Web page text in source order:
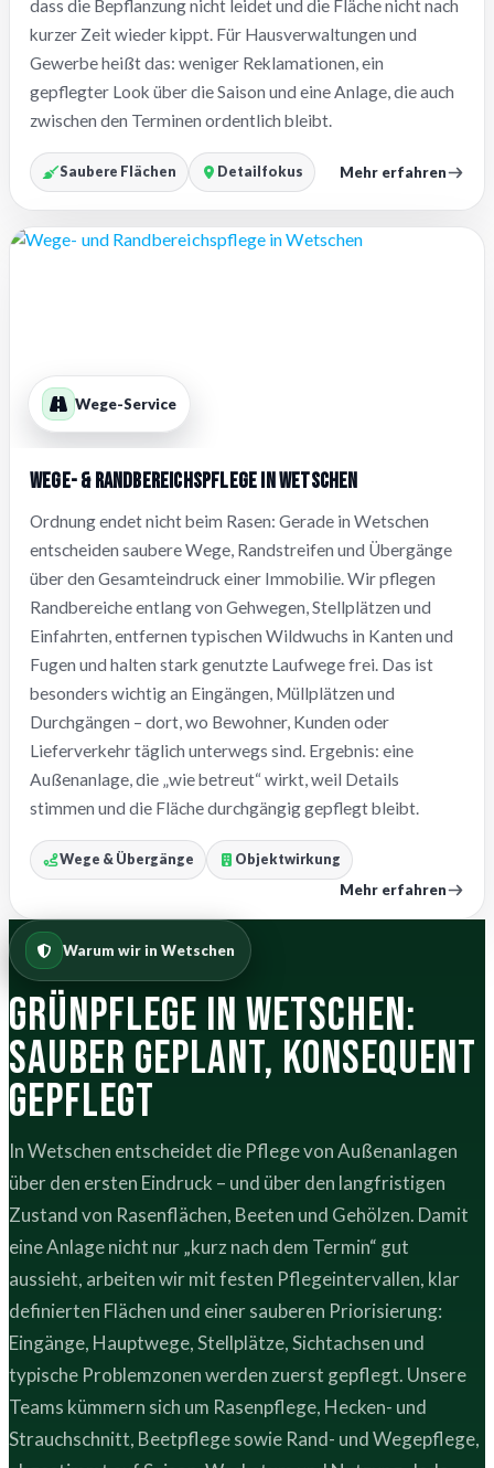
dass die Bepflanzung nicht leidet und die Fläche nicht nach
kurzer Zeit wieder kippt. Für Hausverwaltungen und
Gewerbe heißt das: weniger Reklamationen, ein
gepflegter Look über die Saison und eine Anlage, die auch
zwischen den Terminen ordentlich bleibt.
Saubere Flächen Detailfokus Mehr erfahren
Wege-Service
Wege- & Randbereichspflege in Wetschen
Ordnung endet nicht beim Rasen: Gerade in Wetschen
entscheiden saubere Wege, Randstreifen und Übergänge
über den Gesamteindruck einer Immobilie. Wir pflegen
Randbereiche entlang von Gehwegen, Stellplätzen und
Einfahrten, entfernen typischen Wildwuchs in Kanten und
Fugen und halten stark genutzte Laufwege frei. Das ist
besonders wichtig an Eingängen, Müllplätzen und
Durchgängen – dort, wo Bewohner, Kunden oder
Lieferverkehr täglich unterwegs sind. Ergebnis: eine
Außenanlage, die „wie betreut“ wirkt, weil Details
stimmen und die Fläche durchgängig gepflegt bleibt.
Wege & Übergänge Objektwirkung
Mehr erfahren
Warum wir in Wetschen
Grünpflege in Wetschen:
sauber geplant, konsequent
gepflegt
In Wetschen entscheidet die Pflege von Außenanlagen
über den ersten Eindruck – und über den langfristigen
Zustand von Rasenflächen, Beeten und Gehölzen. Damit
eine Anlage nicht nur „kurz nach dem Termin“ gut
aussieht, arbeiten wir mit festen Pflegeintervallen, klar
definierten Flächen und einer sauberen Priorisierung:
Eingänge, Hauptwege, Stellplätze, Sichtachsen und
typische Problemzonen werden zuerst gepflegt. Unsere
Teams kümmern sich um Rasenpflege, Hecken- und
Strauchschnitt, Beetpflege sowie Rand- und Wegepflege,